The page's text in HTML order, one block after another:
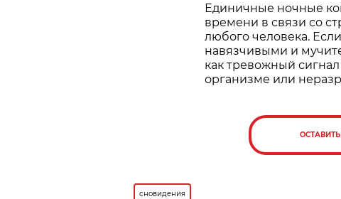
Единичные ночные
времени в связи со
любого человека.
навязчивыми и
как тревожный
организме или
сновидения